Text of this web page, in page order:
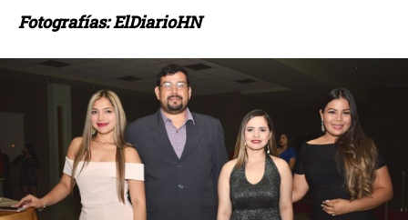
Fotografías: ElDiarioHN